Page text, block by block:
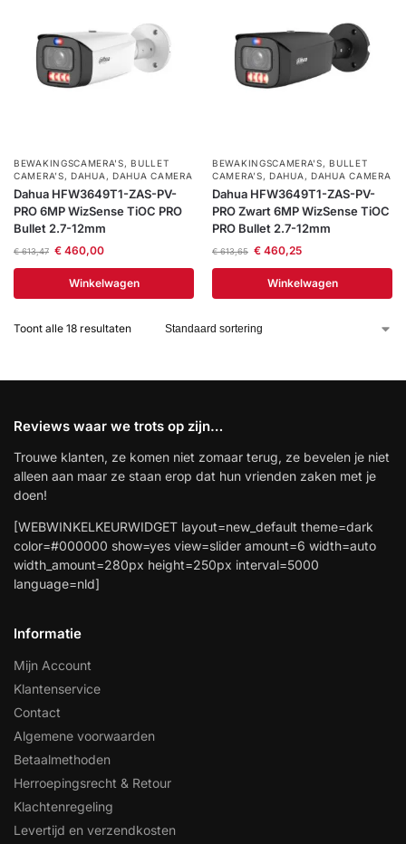
BEWAKINGSCAMERA'S,BULLET
CAMERA’S,DAHUA , DAHUA CAMERA
Dahua HFW3649T1-ZAS-PV-
PRO 6MP WizSense TiOC PRO
Bullet 2.7-12mm
€613,47 €460,00
Winkelwagen
BEWAKINGSCAMERA'S,BULLET
CAMERA’S,DAHUA , DAHUA CAMERA
Dahua HFW3649T1-ZAS-PV-
PRO Zwart 6MP WizSense TiOC
PRO Bullet 2.7-12mm
€613,65 €460,25
Winkelwagen
Toont alle 18 resultaten
Reviews waar we trots op zijn…
Trouwe klanten, ze komen niet zomaar terug, ze bevelen je niet
alleen aan maar ze staan erop dat hun vrienden zaken met je
doen!
[WEBWINKELKEURWIDGET layout=new_default theme=dark
color=#000000 show=yes view=slider amount=6 width=auto
width_amount=280px height=250px interval=5000
language=nld]
Informatie
Mijn Account
Klantenservice
Contact
Algemene voorwaarden
Betaalmethoden
Herroepingsrecht & Retour
Klachtenregeling
Levertijd en verzendkosten